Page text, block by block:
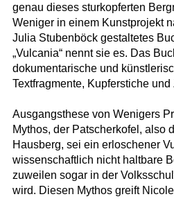
genau dieses sturkopferten
Weniger in einem Kunstprojekt
Julia Stubenböck gestaltetes
„Vulcania“ nennt sie es. Das
dokumentarische und
Textfragmente, Kupferstiche
Ausgangsthese von Wenigers
Mythos, der Patscherkofel, also
Hausberg, sei ein erloschener
wissenschaftlich nicht haltbare
zuweilen sogar in der
wird. Diesen Mythos greift